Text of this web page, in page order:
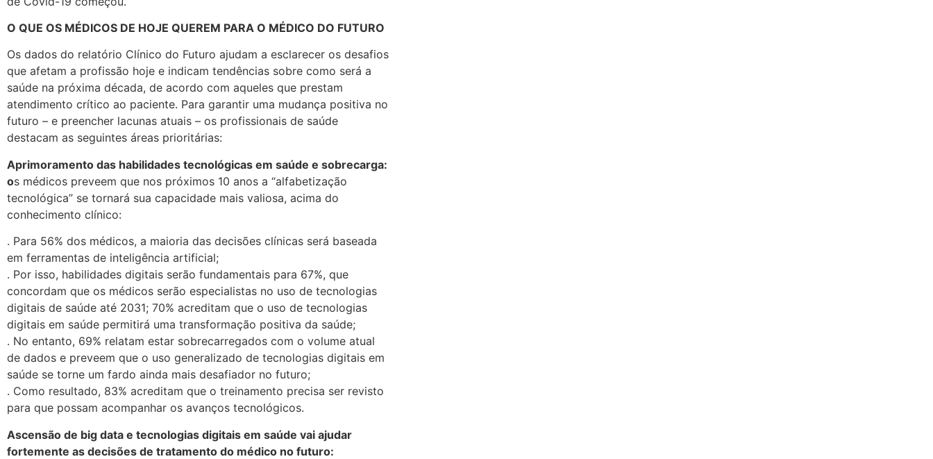
O QUE OS MÉDICOS DE HOJE QUEREM PARA O MÉDICO DO FUTURO
Os dados do relatório Clínico do Futuro ajudam a esclarecer os desafios
que afetam a profissão hoje e indicam tendências sobre como será a
saúde na próxima década, de acordo com aqueles que prestam
atendimento crítico ao paciente. Para garantir uma mudança positiva no
futuro – e preencher lacunas atuais – os profissionais de saúde
destacam as seguintes áreas prioritárias:
Aprimoramento das habilidades tecnológicas em saúde e sobrecarga:
os médicos preveem que nos próximos 10 anos a “alfabetização
tecnológica” se tornará sua capacidade mais valiosa, acima do
conhecimento clínico:
. Para 56% dos médicos, a maioria das decisões clínicas será baseada
em ferramentas de inteligência artificial;
. Por isso, habilidades digitais serão fundamentais para 67%, que
concordam que os médicos serão especialistas no uso de tecnologias
digitais de saúde até 2031; 70% acreditam que o uso de tecnologias
digitais em saúde permitirá uma transformação positiva da saúde;
. No entanto, 69% relatam estar sobrecarregados com o volume atual
de dados e preveem que o uso generalizado de tecnologias digitais em
saúde se torne um fardo ainda mais desafiador no futuro;
. Como resultado, 83% acreditam que o treinamento precisa ser revisto
para que possam acompanhar os avanços tecnológicos.
Ascensão de big data e tecnologias digitais em saúde vai ajudar
fortemente as decisões de tratamento do médico no futuro: